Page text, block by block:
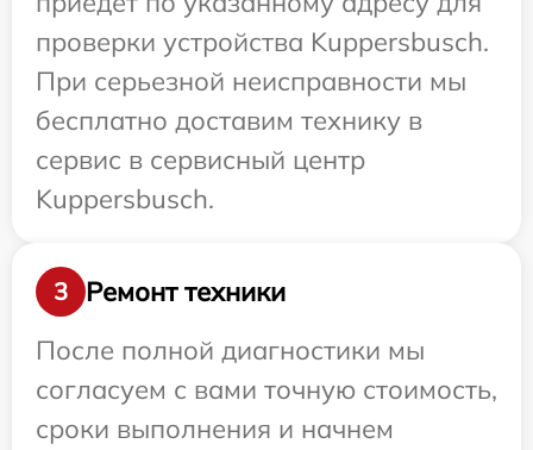
проверки устройства Kuppersbusch.
При серьезной неисправности мы
бесплатно доставим технику в
сервис в сервисный центр
Kuppersbusch.
3
Ремонт техники
После полной диагностики мы
согласуем с вами точную стоимость,
сроки выполнения и начнем